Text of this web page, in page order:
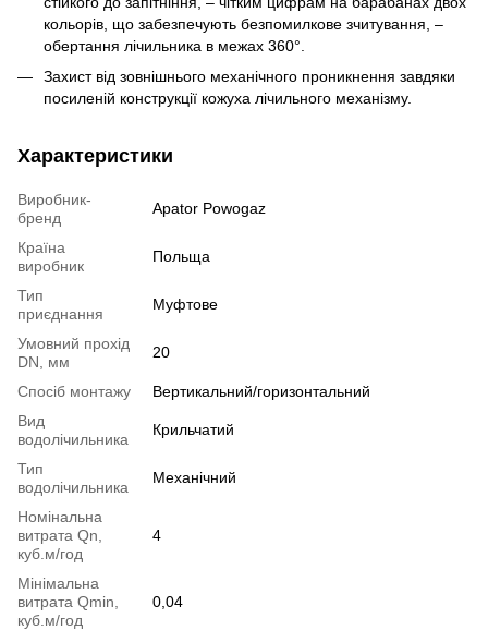
кольорів, що забезпечують безпомилкове зчитування, –
обертання лічильника в межах 360°.
Захист від зовнішнього механічного проникнення завдяки
посиленій конструкції кожуха лічильного механізму.
Характеристики
Виробник-
бренд
Apator Powogaz
Країна
виробник
Польща
Тип
приєднання
Муфтове
Умовний прохід
DN, мм
20
Спосіб монтажу
Вертикальний/горизонтальний
Вид
водолічильника
Крильчатий
Тип
водолічильника
Механічний
Номінальна
витрата Qn,
куб.м/год
4
Мінімальна
витрата Qmin,
куб.м/год
0,04